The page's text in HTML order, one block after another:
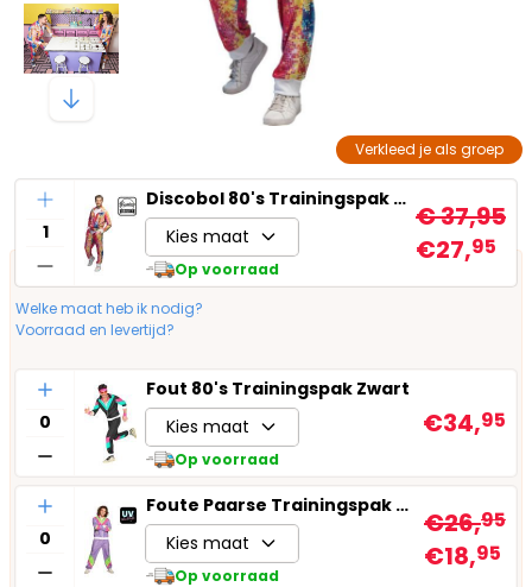
Verkleed je als groep
Aantal
Discobol 80's Trainingspak Heren
Kies maat
Op voorraad
€ 37,95
€27,95
Welke maat heb ik nodig?
Voorraad en levertijd?
Aantal
Fout 80's Trainingspak Zwart
Kies maat
Op voorraad
€34,95
Aantal
Foute Paarse Trainingspak Heren
Kies maat
Op voorraad
€26,95
€18,95